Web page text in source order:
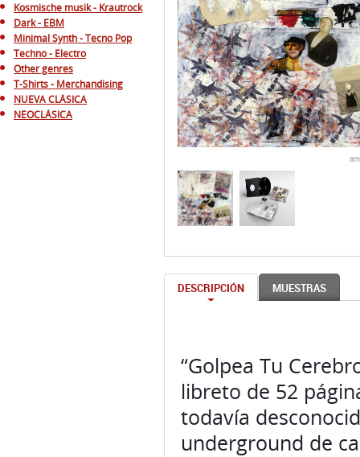
Kosmische musik - Krautrock
Dark - EBM
Minimal Synth - Tecno Pop
Techno - Electro
Other genres
T-Shirts - Merchandising
NUEVA CLÁSICA
NEOCLÁSICA
DESCRIPCIÓN MUESTRAS
“Golpea Tu
libreto de 52
todavía
underground de